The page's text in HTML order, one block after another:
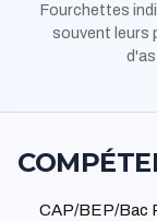
Fourchettes
souvent leurs
CAP/BEP/Bac